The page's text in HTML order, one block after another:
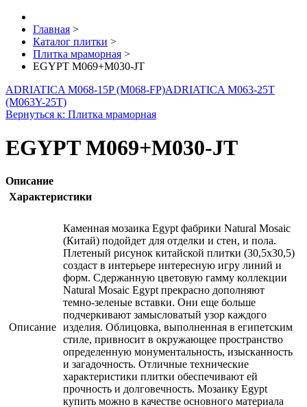
Главная >
Каталог плитки >
Плитка мраморная >
EGYPT M069+M030-JT
ADRIATICA M068-15P (M068-FP)ADRIATICA M063-25T
(M063Y-25T)
Вернуться к: Плитка мраморная
EGYPT M069+M030-JT
Описание
Характеристики
Описание
Каменная мозаика Egypt фабрики Natural Mosaic
(Китай) подойдет для отделки и стен, и пола.
Плетеный рисунок китайской плитки (30,5х30,5)
создаст в интерьере интересную игру линий и
форм. Сдержанную цветовую гамму коллекции
Natural Mosaic Egypt прекрасно дополняют
темно-зеленые вставки. Они еще больше
подчеркивают замысловатый узор каждого
изделия. Облицовка, выполненная в египетским
стиле, привносит в окружающее пространство
определенную монументальность, изысканность
и загадочность. Отличные технические
характеристики плитки обеспечивают ей
прочность и долговечность. Мозаику Egypt
купить можно в качестве основного материала